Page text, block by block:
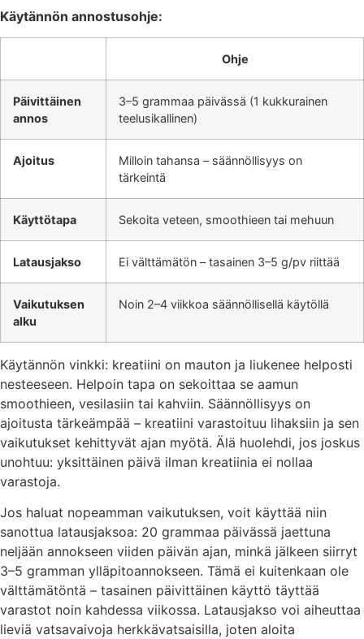
Käytännön annostusohje:
Ohje
Päivittäinen
annos
3–5 grammaa päivässä (1 kukkurainen
teelusikallinen)
Ajoitus
Milloin tahansa – säännöllisyys on
tärkeintä
Käyttötapa Sekoita veteen, smoothieen tai mehuun
Latausjakso Ei välttämätön – tasainen 3–5 g/pv riittää
Vaikutuksen
alku
Noin 2–4 viikkoa säännöllisellä käytöllä
Käytännön vinkki: kreatiini on mauton ja liukenee helposti
nesteeseen. Helpoin tapa on sekoittaa se aamun
smoothieen, vesilasiin tai kahviin. Säännöllisyys on
ajoitusta tärkeämpää – kreatiini varastoituu lihaksiin ja sen
vaikutukset kehittyvät ajan myötä. Älä huolehdi, jos joskus
unohtuu: yksittäinen päivä ilman kreatiinia ei nollaa
varastoja.
Jos haluat nopeamman vaikutuksen, voit käyttää niin
sanottua latausjaksoa: 20 grammaa päivässä jaettuna
neljään annokseen viiden päivän ajan, minkä jälkeen siirryt
3–5 gramman ylläpitoannokseen. Tämä ei kuitenkaan ole
välttämätöntä – tasainen päivittäinen käyttö täyttää
varastot noin kahdessa viikossa. Latausjakso voi aiheuttaa
lieviä vatsavaivoja herkkävatsaisilla, joten aloita